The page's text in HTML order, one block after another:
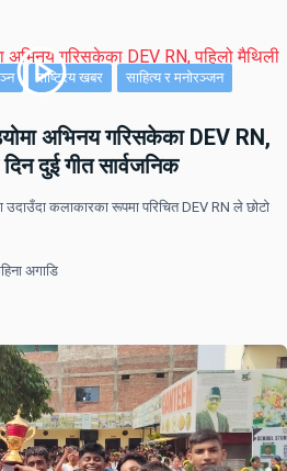
राष्ट्रिय खबर साहित्य र मनोरञ्जन
अभिनय गरिसकेका DEV RN,
दुई गीत सार्वजनिक
उदाउँदा कलाकारका रूपमा परिचित DEV RN ले छोटो
अगाडि